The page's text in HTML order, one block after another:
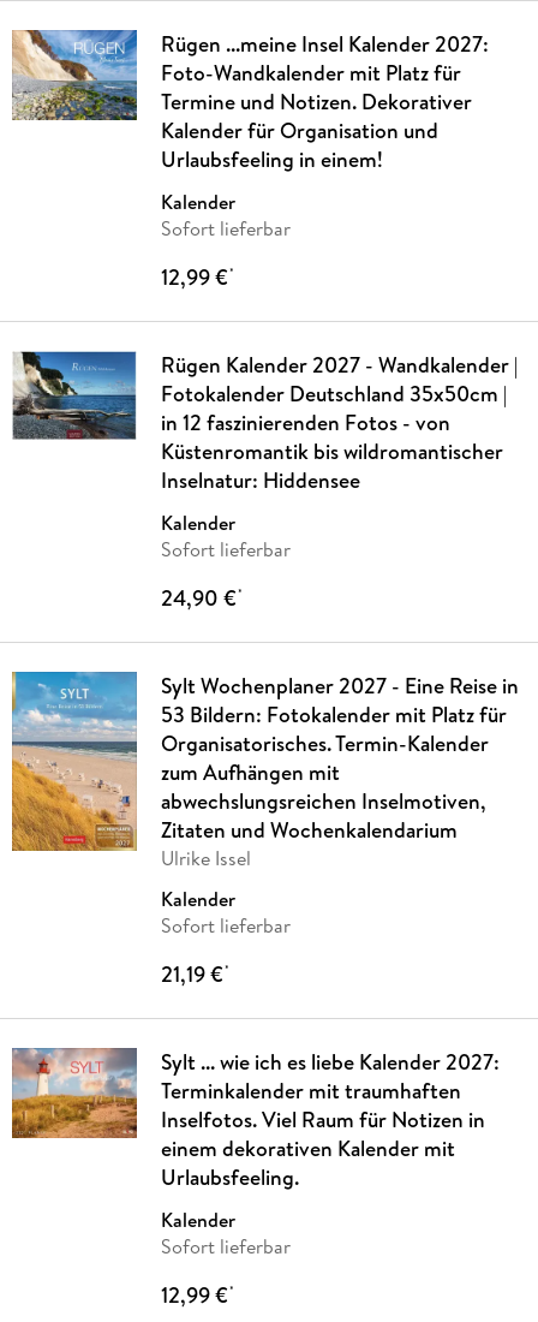
Rügen ...meine Insel Kalender 2027:
Foto-Wandkalender mit Platz für
Termine und Notizen. Dekorativer
Kalender für Organisation und
Urlaubsfeeling in einem!
Kalender
Sofort lieferbar
12,99 €*
Rügen Kalender 2027 - Wandkalender |
Fotokalender Deutschland 35x50cm |
in 12 faszinierenden Fotos - von
Küstenromantik bis wildromantischer
Inselnatur: Hiddensee
Kalender
Sofort lieferbar
24,90 €*
Sylt Wochenplaner 2027 - Eine Reise in
53 Bildern: Fotokalender mit Platz für
Organisatorisches. Termin-Kalender
zum Aufhängen mit
abwechslungsreichen Inselmotiven,
Zitaten und Wochenkalendarium
Ulrike Issel
Kalender
Sofort lieferbar
21,19 €*
Sylt ... wie ich es liebe Kalender 2027:
Terminkalender mit traumhaften
Inselfotos. Viel Raum für Notizen in
einem dekorativen Kalender mit
Urlaubsfeeling.
Kalender
Sofort lieferbar
12,99 €*